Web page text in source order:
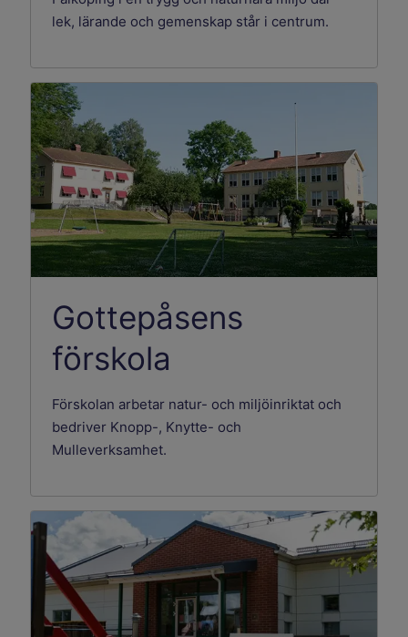
lek, lärande och gemenskap står i centrum.
Gottepåsens
förskola
Förskolan arbetar natur- och miljöinriktat och
bedriver Knopp-, Knytte- och
Mulleverksamhet.